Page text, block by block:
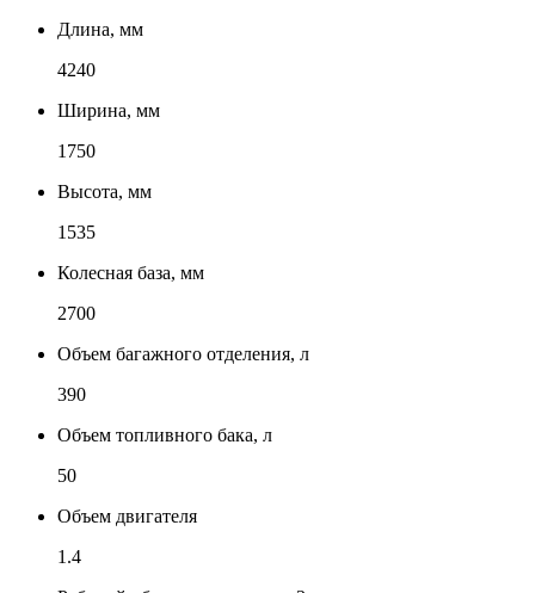
Длина, мм
4240
Ширина, мм
1750
Высота, мм
1535
Колесная база, мм
2700
Объем багажного отделения, л
390
Объем топливного бака, л
50
Объем двигателя
1.4